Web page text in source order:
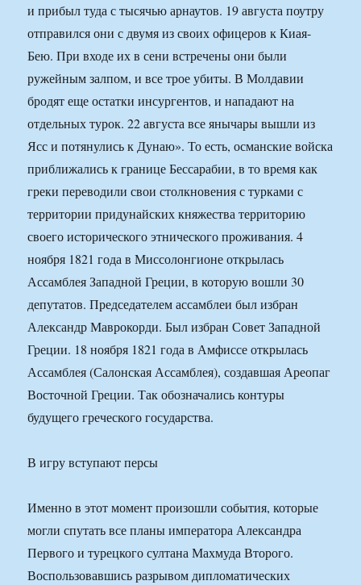
и прибыл туда с тысячью арнаутов. 19 августа поутру
отправился они с двумя из своих офицеров к Киая-
Бею. При входе их в сени встречены они были
ружейным залпом, и все трое убиты. В Молдавии
бродят еще остатки инсургентов, и нападают на
отдельных турок. 22 августа все янычары вышли из
Ясс и потянулись к Дунаю». То есть, османские войска
приближались к границе Бессарабии, в то время как
греки переводили свои столкновения с турками с
территории придунайских княжества территорию
своего исторического этнического проживания. 4
ноября 1821 года в Миссолонгионе открылась
Ассамблея Западной Греции, в которую вошли 30
депутатов. Председателем ассамблеи был избран
Александр Маврокорди. Был избран Совет Западной
Греции. 18 ноября 1821 года в Амфиссе открылась
Ассамблея (Салонская Ассамблея), создавшая Ареопаг
Восточной Греции. Так обозначались контуры
будущего греческого государства.
В игру вступают персы
Именно в этот момент произошли события, которые
могли спутать все планы императора Александра
Первого и турецкого султана Махмуда Второго.
Воспользовавшись разрывом дипломатических